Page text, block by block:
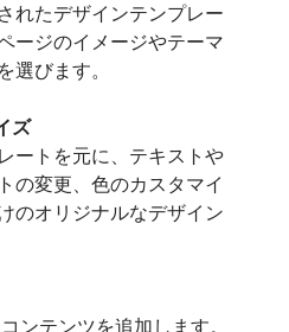
れたデザインテンプレー
ージのイメージやテーマ
選びます。
ズ
ートを元に、テキストや
の変更、色のカスタマイ
のオリジナルなデザイン